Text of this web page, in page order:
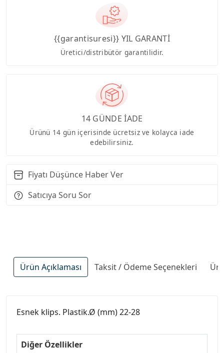
{{garantisuresi}} YIL GARANTİ
Üretici/distribütör garantilidir.
14 GÜNDE İADE
Ürünü 14 gün içerisinde ücretsiz ve kolayca iade
edebilirsiniz.
Fiyatı Düşünce Haber Ver
Satıcıya Soru Sor
Ürün Açıklaması Taksit / Ödeme Seçenekleri
Esnek klips. Plastik.Ø (mm) 22-28
Diğer Özellikler